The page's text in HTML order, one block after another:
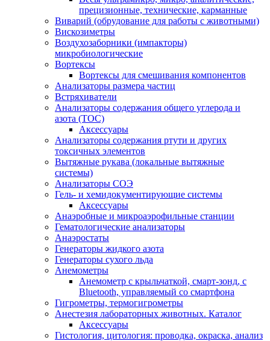
прецизионные, технические, карманные
Виварий (обрудование для работы с животными)
Вискозиметры
Воздухозаборники (импакторы)
микробиологические
Вортексы
Вортексы для смешивания компонентов
Анализаторы размера частиц
Встряхиватели
Анализаторы содержания общего углерода и
азота (ТОС)
Аксессуары
Анализаторы содержания ртути и других
токсичных элементов
Вытяжные рукава (локальные вытяжные
системы)
Анализаторы СОЭ
Гель- и хемидокументирующие системы
Аксессуары
Анаэробные и микроаэрофильные станции
Гематологические анализаторы
Анаэростаты
Генераторы жидкого азота
Генераторы сухого льда
Анемометры
Анемометр с крыльчаткой, смарт-зонд, с
Bluetooth, управляемый со смартфона
Гигрометры, термогигрометры
Анестезия лабораторных животных. Каталог
Аксессуары
Гистология, цитология: проводка, окраска, анализ